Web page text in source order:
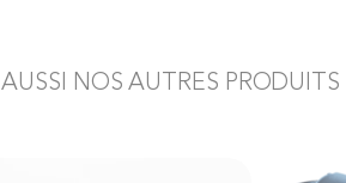
AUSSI NOS AUTRES